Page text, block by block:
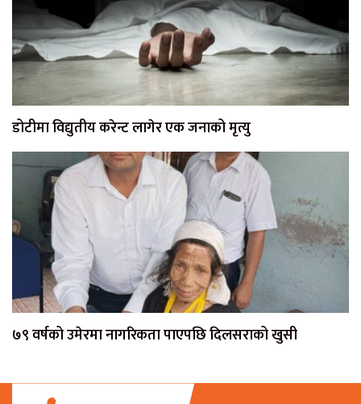
डोटीमा विद्युतीय करेन्ट लागेर एक जनाको मृत्यु
७९ वर्षको उमेरमा नागरिकता पाएपछि दिलसराको खुसी